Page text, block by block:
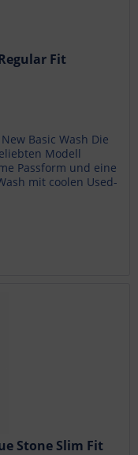
Fit
Basic Wash Die
Modell
Passform und eine
mit coolen Used-
Stone Slim Fit